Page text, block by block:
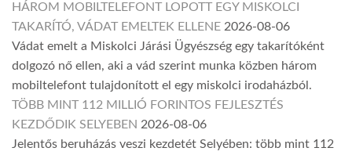
HÁROM MOBILTELEFONT LOPOTT EGY MISKOLCI
TAKARÍTÓ, VÁDAT EMELTEK ELLENE 2026-08-06
Vádat emelt a Miskolci Járási Ügyészség egy takarítóként
dolgozó nő ellen, aki a vád szerint munka közben három
mobiltelefont tulajdonított el egy miskolci irodaházból.
TÖBB MINT 112 MILLIÓ FORINTOS FEJLESZTÉS
KEZDŐDIK SELYEBEN 2026-08-06
Jelentős beruházás veszi kezdetét Selyében: több mint 112